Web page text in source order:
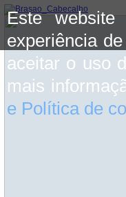
Este
experiência
aceitar o uso
mais
e Política de